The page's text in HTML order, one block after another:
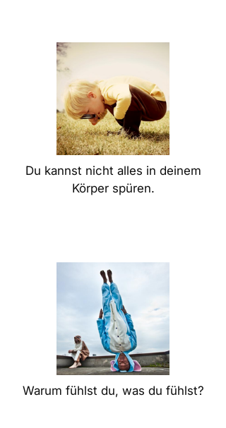
Du kannst nicht alles in deinem
Körper spüren.
Warum fühlst du, was du fühlst?